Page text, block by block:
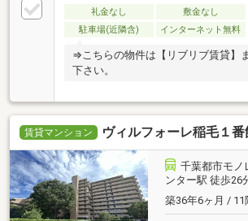
礼金なし 敷金なし
駐車場(近隣含)
インターネット無料
⇒こちらの物件は【リブリブ賃貸】
下さい。
賃貸マンション ヴィルフォーレ稲毛１
千葉都市モノ
ンター駅 徒歩26
築36年6ヶ月 / 11